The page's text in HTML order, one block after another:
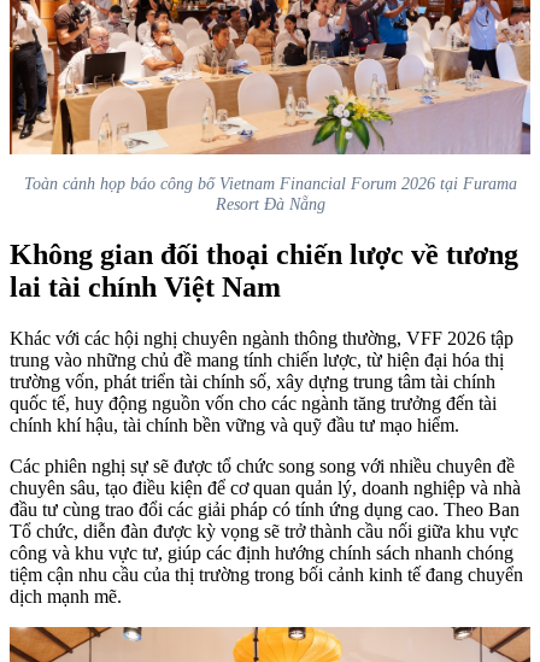
Toàn cảnh họp báo công bố Vietnam Financial Forum 2026 tại Furama
Resort Đà Nẵng
Không gian đối thoại chiến lược về tương
lai tài chính Việt Nam
Khác với các hội nghị chuyên ngành thông thường, VFF 2026 tập
trung vào những chủ đề mang tính chiến lược, từ hiện đại hóa thị
trường vốn, phát triển tài chính số, xây dựng trung tâm tài chính
quốc tế, huy động nguồn vốn cho các ngành tăng trưởng đến tài
chính khí hậu, tài chính bền vững và quỹ đầu tư mạo hiểm.
Các phiên nghị sự sẽ được tổ chức song song với nhiều chuyên đề
chuyên sâu, tạo điều kiện để cơ quan quản lý, doanh nghiệp và nhà
đầu tư cùng trao đổi các giải pháp có tính ứng dụng cao. Theo Ban
Tổ chức, diễn đàn được kỳ vọng sẽ trở thành cầu nối giữa khu vực
công và khu vực tư, giúp các định hướng chính sách nhanh chóng
tiệm cận nhu cầu của thị trường trong bối cảnh kinh tế đang chuyển
dịch mạnh mẽ.